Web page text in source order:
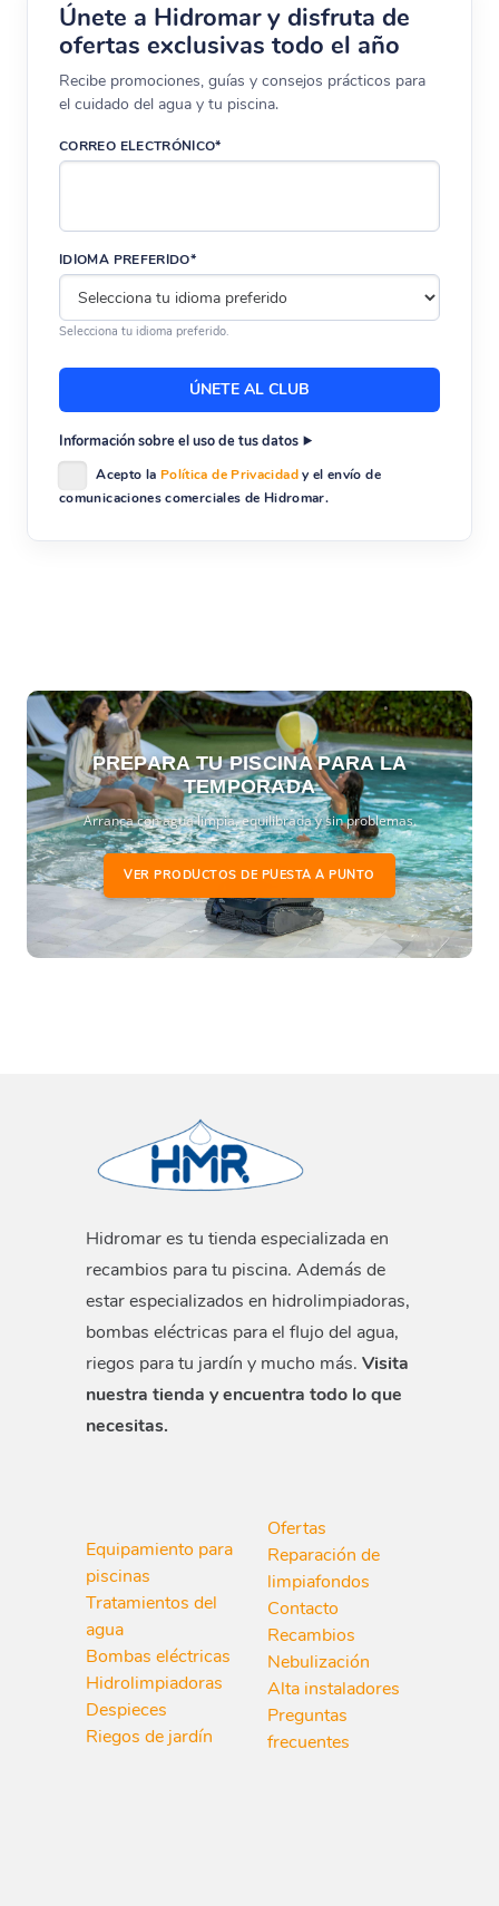
Únete a Hidromar y disfruta de
ofertas exclusivas todo el año
Recibe promociones, guías y consejos prácticos para
el cuidado del agua y tu piscina.
CORREO ELECTRÓNICO*
IDIOMA PREFERIDO*
Selecciona tu idioma preferido.
Información sobre el uso de tus datos
Acepto la Política de Privacidady el envío de
comunicaciones comerciales de Hidromar.
PREPARA TU PISCINA PARA LA
TEMPORADA
Arranca con agua limpia, equilibrada y sin problemas.
VER PRODUCTOS DE PUESTA A PUNTO
Hidromar es tu tienda especializada en
recambios para tu piscina. Además de
estar especializados en hidrolimpiadoras,
bombas eléctricas para el flujo del agua,
riegos para tu jardín y mucho más. Visita
nuestra tienda y encuentra todo lo que
necesitas.
Equipamiento para
piscinas
Tratamientos del
agua
Bombas eléctricas
Hidrolimpiadoras
Despieces
Riegos de jardín
Ofertas
Reparación de
limpiafondos
Contacto
Recambios
Nebulización
Alta instaladores
Preguntas
frecuentes